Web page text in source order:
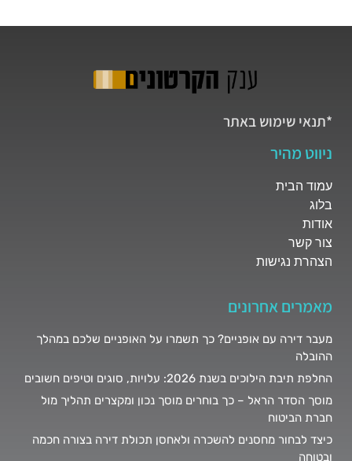
*תנאי שימוש באתר
ניווט מהיר
עמוד הבית
בלוג
אודות
צור קשר
הצהרת נגישות
מאמרים אחרונים
מעבר דירה עם אופניים? כך תשמרו על האופניים שלכם במהלך
ההובלה
החלפת תיבת הילוכים בשנת 2026: עלויות, סוגים וטיפים חשובים
מוסך הסדר הראל – כך בוחרים מוסך נכון ומקצרים תהליך מול
חברת הביטוח
כיצד לבחור מחסנים להשכרה ולאחסן תכולת דירה בצורה חכמה
ובטוחה